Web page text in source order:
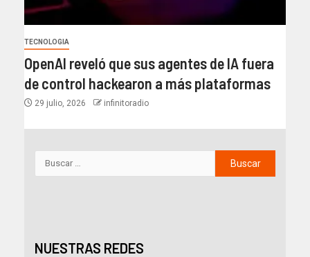
TECNOLOGIA
OpenAI reveló que sus agentes de IA fuera
de control hackearon a más plataformas
29 julio, 2026 infinitoradio
NUESTRAS REDES